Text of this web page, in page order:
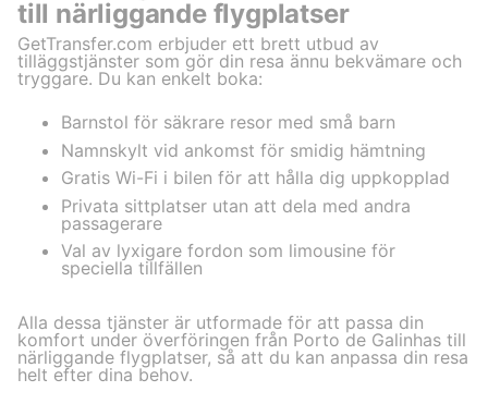
till närliggande flygplatser
GetTransfer.com erbjuder ett brett utbud av
tilläggstjänster som gör din resa ännu bekvämare och
tryggare. Du kan enkelt boka:
Barnstol för säkrare resor med små barn
Namnskylt vid ankomst för smidig hämtning
Gratis Wi-Fi i bilen för att hålla dig uppkopplad
Privata sittplatser utan att dela med andra
passagerare
Val av lyxigare fordon som limousine för
speciella tillfällen
Alla dessa tjänster är utformade för att passa din
komfort under överföringen från Porto de Galinhas till
närliggande flygplatser, så att du kan anpassa din resa
helt efter dina behov.